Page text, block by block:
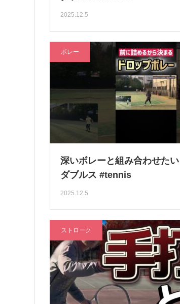
2025.12.5
ボレー
深いボレーと組み合わせた
ダブルス #tennis
2025.12.5
ストローク